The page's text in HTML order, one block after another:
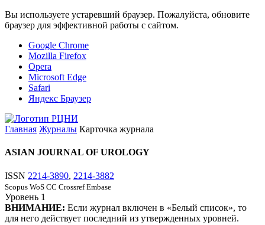
Вы используете устаревший браузер. Пожалуйста, обновите
браузер для эффективной работы с сайтом.
Google Chrome
Mozilla Firefox
Opera
Microsoft Edge
Safari
Яндекс Браузер
Главная Журналы Карточка журнала
ASIAN JOURNAL OF UROLOGY
ISSN 2214-3890, 2214-3882
Scopus WoS CC Crossref Embase
Уровень 1
ВНИМАНИЕ: Если журнал включен в «Белый список», то
для него действует последний из утвержденных уровней.